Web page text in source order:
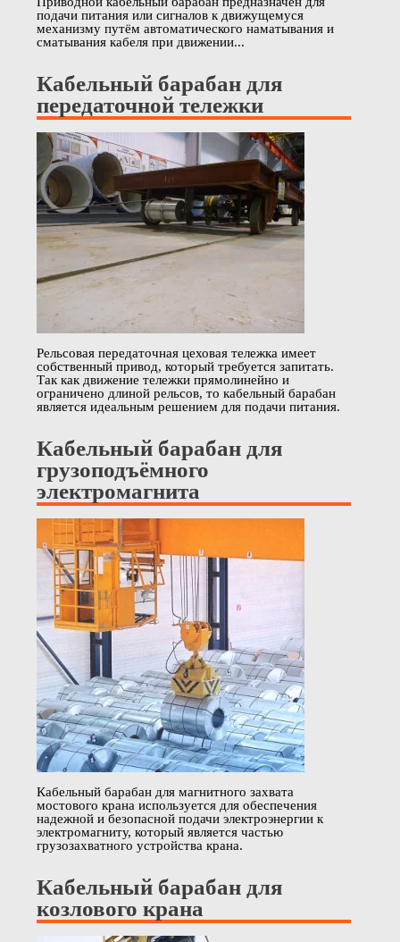
подачи питания или сигналов к движущемуся
механизму путём автоматического наматывания и
сматывания кабеля при движении...
Кабельный барабан для
передаточной тележки
Рельсовая передаточная цеховая тележка имеет
собственный привод, который требуется запитать.
Так как движение тележки прямолинейно и
ограничено длиной рельсов, то кабельный барабан
является идеальным решением для подачи питания.
Кабельный барабан для
грузоподъёмного
электромагнита
Кабельный барабан для магнитного захвата
мостового крана используется для обеспечения
надежной и безопасной подачи электроэнергии к
электромагниту, который является частью
грузозахватного устройства крана.
Кабельный барабан для
козлового крана